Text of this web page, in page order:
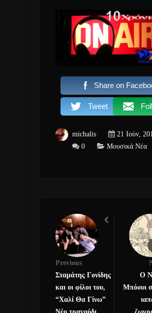
Share on
Tweet
michalis
21 Ιούν,
0
Μουσικά Νέα
Previous
Σταμάτης Γονίδης
και οι φίλοι του,
“Χαλί Θα Γίνω”
Ο
Μπόουι